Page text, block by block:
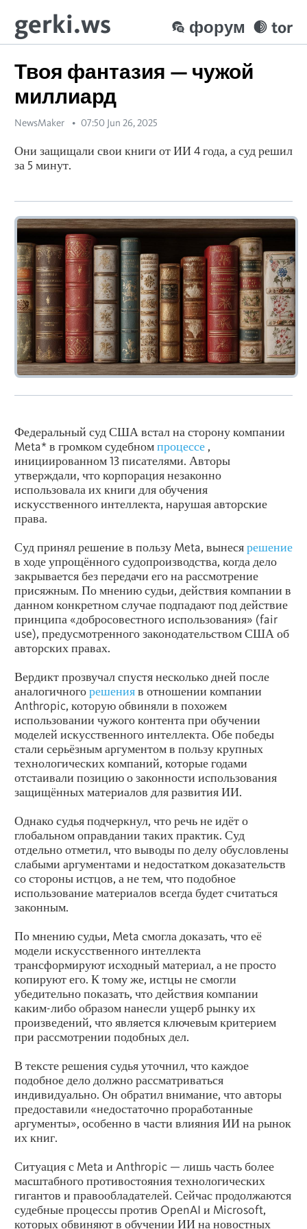
gerki.ws tor
форум
Твоя фантазия — чужой
миллиард
NewsMaker 07:50 Jun 26, 2025
Они защищали свои книги от ИИ 4 года, а суд решил
за 5 минут.
Федеральный суд США встал на сторону компании
Meta* в громком судебномпроцессе ,
инициированном 13 писателями. Авторы
утверждали, что корпорация незаконно
использовала их книги для обучения
искусственного интеллекта, нарушая авторские
права.
Суд принял решение в пользу Meta, вынесярешение
в ходе упрощённого судопроизводства, когда дело
закрывается без передачи его на рассмотрение
присяжным. По мнению судьи, действия компании в
данном конкретном случае подпадают под действие
принципа «добросовестного использования» (fair
use), предусмотренного законодательством США об
авторских правах.
Вердикт прозвучал спустя несколько дней после
аналогичногорешенияв отношении компании
Anthropic, которую обвиняли в похожем
использовании чужого контента при обучении
моделей искусственного интеллекта. Обе победы
стали серьёзным аргументом в пользу крупных
технологических компаний, которые годами
отстаивали позицию о законности использования
защищённых материалов для развития ИИ.
Однако судья подчеркнул, что речь не идёт о
глобальном оправдании таких практик. Суд
отдельно отметил, что выводы по делу обусловлены
слабыми аргументами и недостатком доказательств
со стороны истцов, а не тем, что подобное
использование материалов всегда будет считаться
законным.
По мнению судьи, Meta смогла доказать, что её
модели искусственного интеллекта
трансформируют исходный материал, а не просто
копируют его. К тому же, истцы не смогли
убедительно показать, что действия компании
каким-либо образом нанесли ущерб рынку их
произведений, что является ключевым критерием
при рассмотрении подобных дел.
В тексте решения судья уточнил, что каждое
подобное дело должно рассматриваться
индивидуально. Он обратил внимание, что авторы
предоставили «недостаточно проработанные
аргументы», особенно в части влияния ИИ на рынок
их книг.
Ситуация с Meta и Anthropic — лишь часть более
масштабного противостояния технологических
гигантов и правообладателей. Сейчас продолжаются
судебные процессы против OpenAI и Microsoft,
которых обвиняют в обучении ИИ на новостных